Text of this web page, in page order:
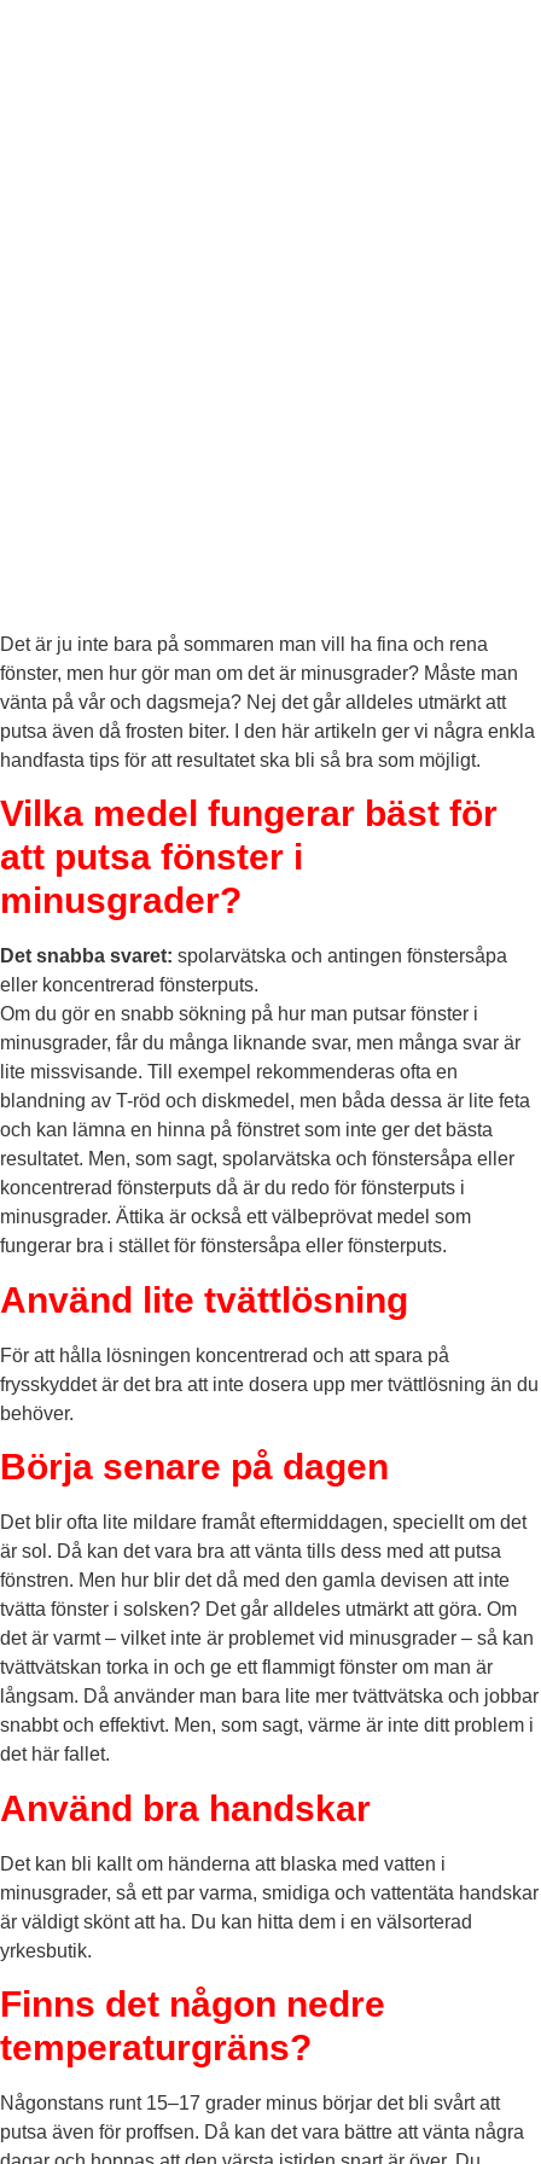
Det är ju inte bara på sommaren man vill ha fina och rena
fönster, men hur gör man om det är minusgrader? Måste man
vänta på vår och dagsmeja? Nej det går alldeles utmärkt att
putsa även då frosten biter. I den här artikeln ger vi några enkla
handfasta tips för att resultatet ska bli så bra som möjligt.
Vilka medel fungerar bäst för
att putsa fönster i
minusgrader?
Det snabba svaret: spolarvätska och antingen fönstersåpa
eller koncentrerad fönsterputs.
Om du gör en snabb sökning på hur man putsar fönster i
minusgrader, får du många liknande svar, men många svar är
lite missvisande. Till exempel rekommenderas ofta en
blandning av T-röd och diskmedel, men båda dessa är lite feta
och kan lämna en hinna på fönstret som inte ger det bästa
resultatet. Men, som sagt, spolarvätska och fönstersåpa eller
koncentrerad fönsterputs då är du redo för fönsterputs i
minusgrader. Ättika är också ett välbeprövat medel som
fungerar bra i stället för fönstersåpa eller fönsterputs.
Använd lite tvättlösning
För att hålla lösningen koncentrerad och att spara på
frysskyddet är det bra att inte dosera upp mer tvättlösning än du
behöver.
Börja senare på dagen
Det blir ofta lite mildare framåt eftermiddagen, speciellt om det
är sol. Då kan det vara bra att vänta tills dess med att putsa
fönstren. Men hur blir det då med den gamla devisen att inte
tvätta fönster i solsken? Det går alldeles utmärkt att göra. Om
det är varmt – vilket inte är problemet vid minusgrader – så kan
tvättvätskan torka in och ge ett flammigt fönster om man är
långsam. Då använder man bara lite mer tvättvätska och jobbar
snabbt och effektivt. Men, som sagt, värme är inte ditt problem i
det här fallet.
Använd bra handskar
Det kan bli kallt om händerna att blaska med vatten i
minusgrader, så ett par varma, smidiga och vattentäta handskar
är väldigt skönt att ha. Du kan hitta dem i en välsorterad
yrkesbutik.
Finns det någon nedre
temperaturgräns?
Någonstans runt 15–17 grader minus börjar det bli svårt att
putsa även för proffsen. Då kan det vara bättre att vänta några